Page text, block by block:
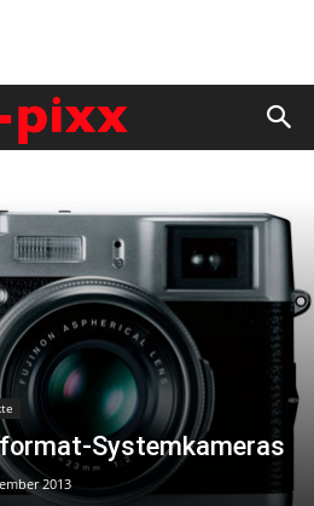
Systemkameras
2013